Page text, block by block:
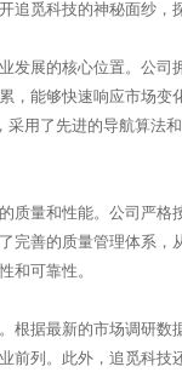
追觅科技的神秘面纱，
发展的核心位置。公司
，能够快速响应市场变
采用了先进的导航算法
质量和性能。公司严格
完善的质量管理体系，
和可靠性。
根据最新的市场调研数
前列。此外，追觅科技